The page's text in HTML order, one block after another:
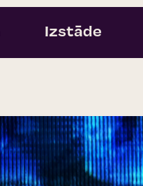
Izstāde